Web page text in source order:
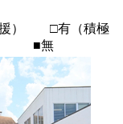
援） □有（積極
） ■無